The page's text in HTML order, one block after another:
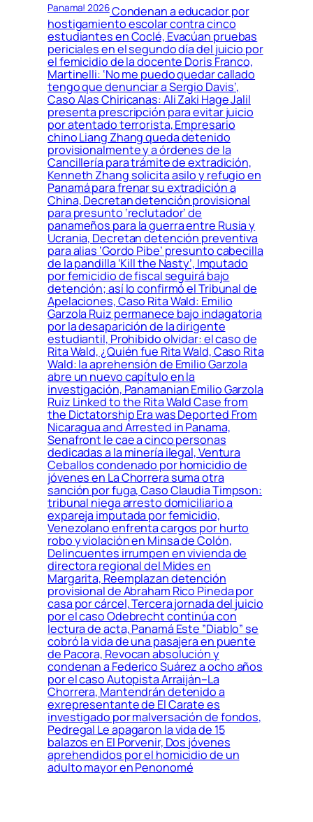
Panama! 2026Condenan a educador por
hostigamiento escolar contra cinco
estudiantes en Coclé, Evacúan pruebas
periciales en el segundo día del juicio por
el femicidio de la docente Doris Franco,
Martinelli: ‘No me puedo quedar callado
tengo que denunciar a Sergio Davis’,
Caso Alas Chiricanas: Ali Zaki Hage Jalil
presenta prescripción para evitar juicio
por atentado terrorista, Empresario
chino Liang Zhang queda detenido
provisionalmente y a órdenes de la
Cancillería para trámite de extradición,
Kenneth Zhang solicita asilo y refugio en
Panamá para frenar su extradición a
China, Decretan detención provisional
para presunto ‘reclutador’ de
panameños para la guerra entre Rusia y
Ucrania, Decretan detención preventiva
para alias ‘Gordo Pibe’ presunto cabecilla
de la pandilla ‘Kill the Nasty’, Imputado
por femicidio de fiscal seguirá bajo
detención; así lo confirmó el Tribunal de
Apelaciones, Caso Rita Wald: Emilio
Garzola Ruiz permanece bajo indagatoria
por la desaparición de la dirigente
estudiantil, Prohibido olvidar: el caso de
Rita Wald, ¿Quién fue Rita Wald, Caso Rita
Wald: la aprehensión de Emilio Garzola
abre un nuevo capítulo en la
investigación, Panamanian Emilio Garzola
Ruiz Linked to the Rita Wald Case from
the Dictatorship Era was Deported From
Nicaragua and Arrested in Panama,
Senafront le cae a cinco personas
dedicadas a la minería ilegal, Ventura
Ceballos condenado por homicidio de
jóvenes en La Chorrera suma otra
sanción por fuga, Caso Claudia Timpson:
tribunal niega arresto domiciliario a
expareja imputada por femicidio,
Venezolano enfrenta cargos por hurto
robo y violación en Minsa de Colón,
Delincuentes irrumpen en vivienda de
directora regional del Mides en
Margarita, Reemplazan detención
provisional de Abraham Rico Pineda por
casa por cárcel, Tercera jornada del juicio
por el caso Odebrecht continúa con
lectura de acta, Panamá Este ”Diablo” se
cobró la vida de una pasajera en puente
de Pacora, Revocan absolución y
condenan a Federico Suárez a ocho años
por el caso Autopista Arraiján–La
Chorrera, Mantendrán detenido a
exrepresentante de El Carate es
investigado por malversación de fondos,
Pedregal Le apagaron la vida de 15
balazos en El Porvenir, Dos jóvenes
aprehendidos por el homicidio de un
adulto mayor en Penonomé